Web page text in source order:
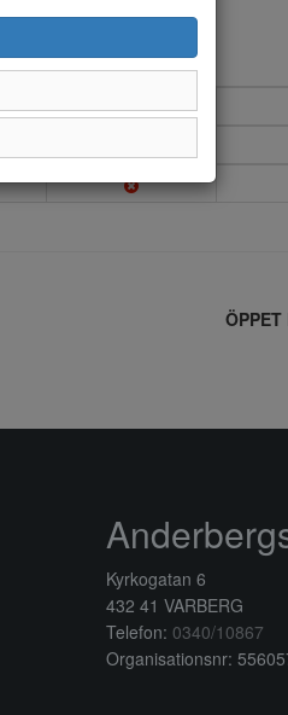
20
ÖPPET
Kyrkogatan 6
432 41 VARBERG
Telefon: 0340/10867
Organisationsnr: